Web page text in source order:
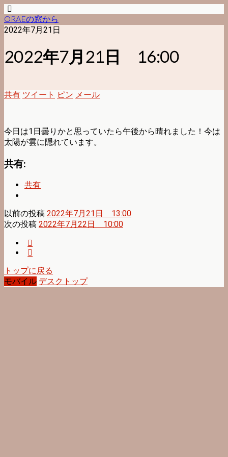
ORAEの窓から
2022年7月21日
2022年7月21日 16:00
共有 ツイート ピン メール
今日は1日曇りかと思っていたら午後から晴れました！今は
太陽が雲に隠れています。
共有:
共有
以前の投稿 2022年7月21日 13:00
次の投稿 2022年7月22日 10:00
トップに戻る
モバイル デスクトップ